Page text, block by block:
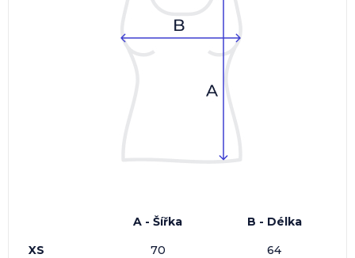
A - Šířka
B - Délka
XS
70 64